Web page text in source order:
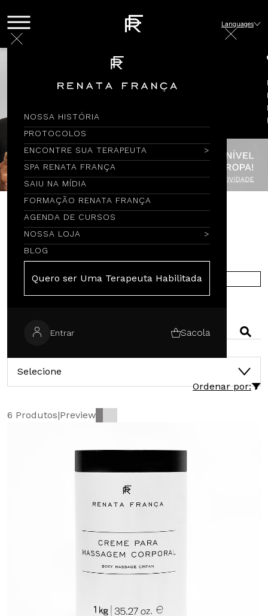
NOSSA HISTÓRIA
PROTOCOLOS
ENCONTRE SUA TERAPEUTA
SPA RENATA FRANÇA
SAIU NA MÍDIA
FORMAÇÃO RENATA FRANÇA
AGENDA DE CURSOS
NOSSA LOJA
BLOG
Quero ser Uma Terapeuta Habilitada
Entrar Sacola
Languages
Encontre por Nome
COMPRE NA EUROPA
Selecione
Ordenar por:
6 Produtos|Preview